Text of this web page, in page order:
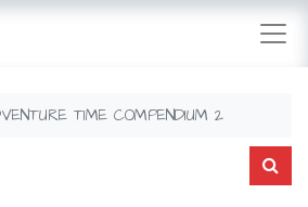
TIME COMPENDIUM 2